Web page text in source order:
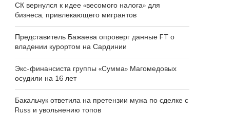
СК вернулся к идее «весомого налога» для
бизнеса, привлекающего мигрантов
Представитель Бажаева опроверг данные FT о
владении курортом на Сардинии
Экс-финансиста группы «Сумма» Магомедовых
осудили на 16 лет
Бакальчук ответила на претензии мужа по сделке с
Russ и увольнению топов